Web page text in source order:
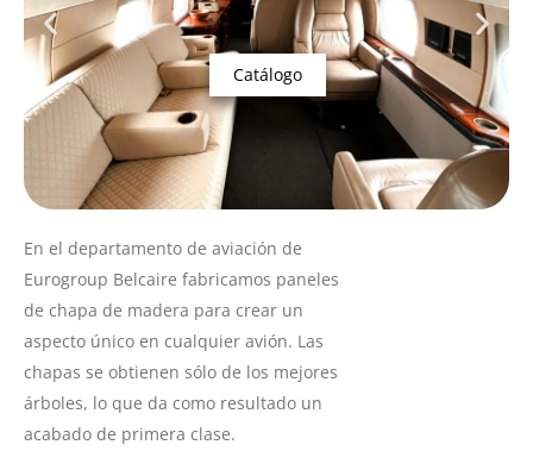
Catálogo
En el departamento de aviación de
Eurogroup Belcaire fabricamos paneles
de chapa de madera para crear un
aspecto único en cualquier avión. Las
chapas se obtienen sólo de los mejores
árboles, lo que da como resultado un
acabado de primera clase.